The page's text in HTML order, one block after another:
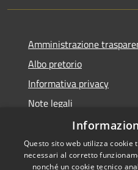
Amministrazione
Albo pretorio
Informativa privacy
Note legali
Dichiarazione di
Questo sito web utilizza
necessari al corretto
nonché un cookie tecnico